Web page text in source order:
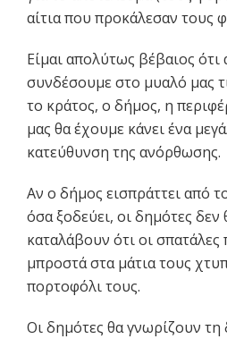
αίτια που προκάλεσαν τους
Είμαι απολύτως βέβαιος
συνδέσουμε στο μυαλό μας
το κράτος, ο δήμος, η
μας θα έχουμε κάνει ένα
κατεύθυνση της ανόρθωσης.
Αν ο δήμος εισπράττει από
όσα ξοδεύει, οι δημότες
καταλάβουν ότι οι σπατάλες
μπροστά στα μάτια τους
πορτοφόλι τους.
Οι δημότες θα γνωρίζουν τη